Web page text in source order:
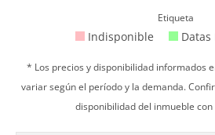
Etiqueta
Indisponible
* Los precios y disponibilidad informados
variar según el período y la demanda.
disponibilidad del inmueble